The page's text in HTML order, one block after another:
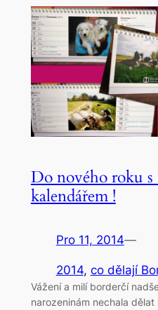
Do nového roku
kalendářem !
Pro 11, 2014—
2014, co dělají
Vážení a milí borderčí
narozeninám nechala